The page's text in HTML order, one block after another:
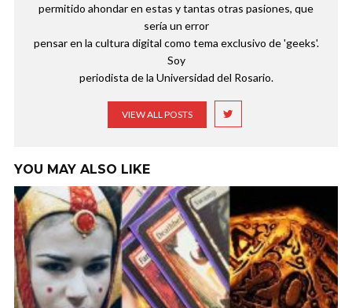
permitido ahondar en estas y tantas otras pasiones, que
sería un error
pensar en la cultura digital como tema exclusivo de 'geeks'.
Soy
periodista de la Universidad del Rosario.
VIEW ALL POSTS
YOU MAY ALSO LIKE